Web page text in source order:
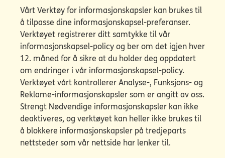
Vårt Verktøy for informasjonskapsler kan brukes til
å tilpasse dine informasjonskapsel-preferanser.
Verktøyet registrerer ditt samtykke til vår
informasjonskapsel-policy og ber om det igjen hver
12. måned for å sikre at du holder deg oppdatert
om endringer i vår informasjonskapsel-policy.
Verktøyet vårt kontrollerer Analyse-, Funksjons- og
Reklame-informasjonskapsler som er angitt av oss.
Strengt Nødvendige informasjonskapsler kan ikke
deaktiveres, og verktøyet kan heller ikke brukes til
å blokkere informasjonskapsler på tredjeparts
nettsteder som vår nettside har lenker til.